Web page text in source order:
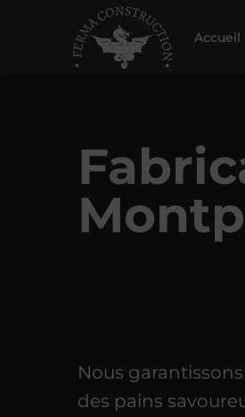
Accueil
Nous
des pains